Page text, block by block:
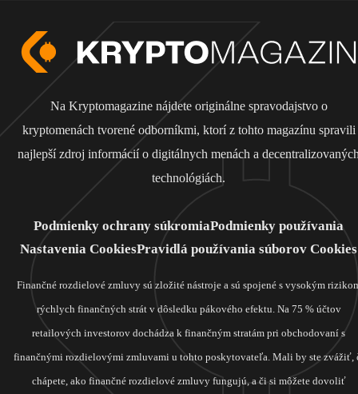
Na Kryptomagazine nájdete originálne spravodajstvo o
kryptomenách tvorené odborníkmi, ktorí z tohto magazínu spravili
najlepší zdroj informácií o digitálnych menách a
technológiách.
Podmienky ochrany súkromiaPodmienky používania
Nastavenia CookiesPravidlá používania súborov Cookies
Finančné rozdielové zmluvy sú zložité nástroje a sú spojené s vysokým
rýchlych finančných strát v dôsledku pákového efektu. Na 75 % účtov
retailových investorov dochádza k finančným stratám pri obchodovaní s
finančnými rozdielovými zmluvami u tohto poskytovateľa. Mali by ste zvážiť,
chápete, ako finančné rozdielové zmluvy fungujú, a či si môžete dovoliť